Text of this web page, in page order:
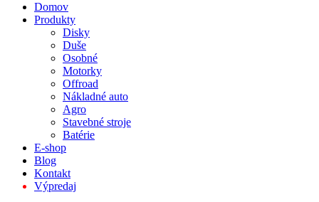
Domov
Produkty
Disky
Duše
Osobné
Motorky
Offroad
Nákladné auto
Agro
Stavebné stroje
Batérie
E-shop
Blog
Kontakt
Výpredaj